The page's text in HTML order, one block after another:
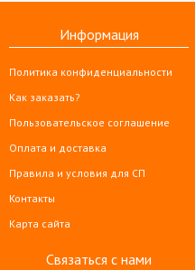
Информация
Политика конфиденциальности
Как заказать?
Пользовательское соглашение
Оплата и доставка
Правила и условия для СП
Контакты
Карта сайта
Связаться с нами